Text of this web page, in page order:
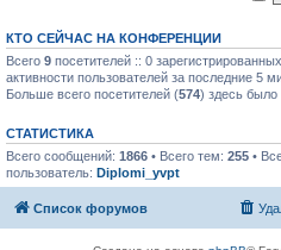
КТО СЕЙЧАС НА КОНФЕРЕНЦИИ
Всего 9 посетителей :: 0
активности пользователей за последние 5
Больше всего посетителей (574) здесь было
СТАТИСТИКА
Всего сообщений: 1866 • Всего тем: 255 •
пользователь: Diplomi_yvpt
Список форумов